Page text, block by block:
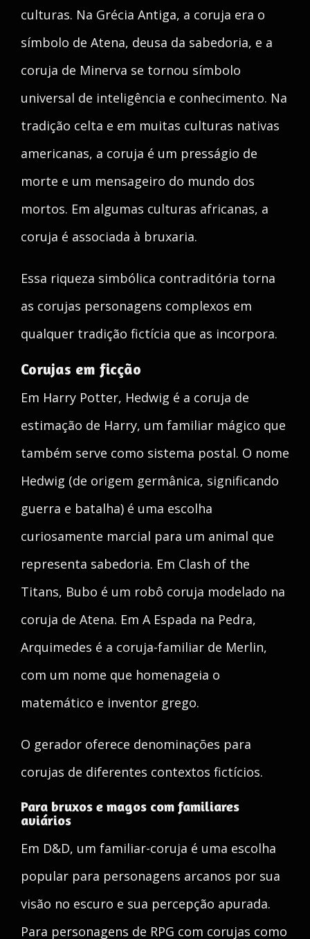
culturas. Na Grécia Antiga, a coruja era o
símbolo de Atena, deusa da sabedoria, e a
coruja de Minerva se tornou símbolo
universal de inteligência e conhecimento. Na
tradição celta e em muitas culturas nativas
americanas, a coruja é um presságio de
morte e um mensageiro do mundo dos
mortos. Em algumas culturas africanas, a
coruja é associada à bruxaria.
Essa riqueza simbólica contraditória torna
as corujas personagens complexos em
qualquer tradição fictícia que as incorpora.
Corujas em ficção
Em Harry Potter, Hedwig é a coruja de
estimação de Harry, um familiar mágico que
também serve como sistema postal. O nome
Hedwig (de origem germânica, significando
guerra e batalha) é uma escolha
curiosamente marcial para um animal que
representa sabedoria. Em Clash of the
Titans, Bubo é um robô coruja modelado na
coruja de Atena. Em A Espada na Pedra,
Arquimedes é a coruja-familiar de Merlin,
com um nome que homenageia o
matemático e inventor grego.
O gerador oferece denominações para
corujas de diferentes contextos fictícios.
Para bruxos e magos com familiares
aviários
Em D&D, um familiar-coruja é uma escolha
popular para personagens arcanos por sua
visão no escuro e sua percepção apurada.
Para personagens de RPG com corujas como